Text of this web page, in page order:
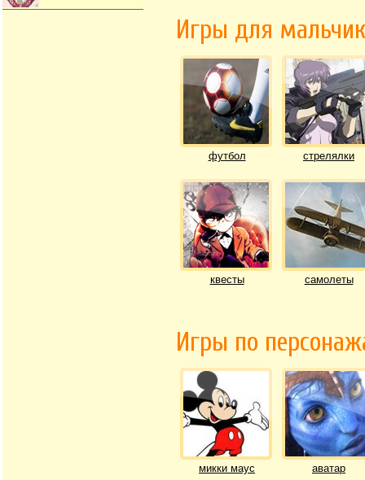
Игры для
футбол стрелялки
квесты самолеты
Игры по
микки маус аватар